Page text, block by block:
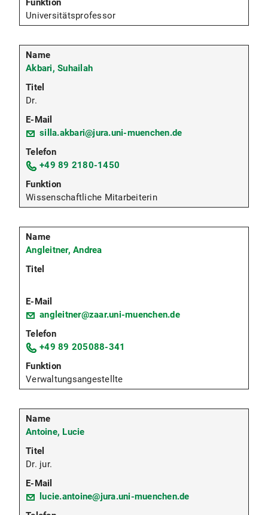
Universitätsprofessor
Akbari, Suhailah
Dr.
silla.akbari@jura.uni-muenchen.de
+49 89 2180-1450
Wissenschaftliche Mitarbeiterin
Angleitner, Andrea
angleitner@zaar.uni-muenchen.de
+49 89 205088-341
Verwaltungsangestellte
Antoine, Lucie
Dr. jur.
lucie.antoine@jura.uni-muenchen.de